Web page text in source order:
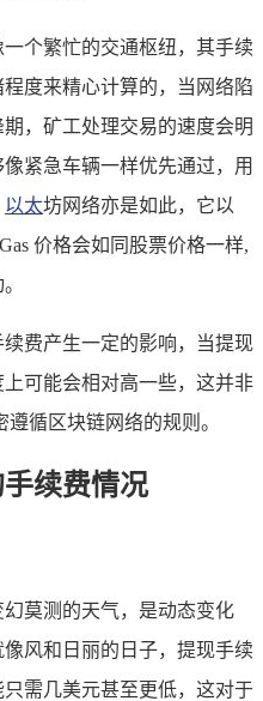
个繁忙的交通枢纽，其手续
度来精心计算的，当网络陷
，矿工处理交易的速度会明
紧急车辆一样优先通过，用
以太坊网络亦是如此，它以
价格会如同股票价格一样,
费产生一定的影响，当提现
可能会相对高一些，这并非
循区块链网络的规则。
续费情况
莫测的天气，是动态变化
风和日丽的日子，提现手续
需几美元甚至更低，这对于